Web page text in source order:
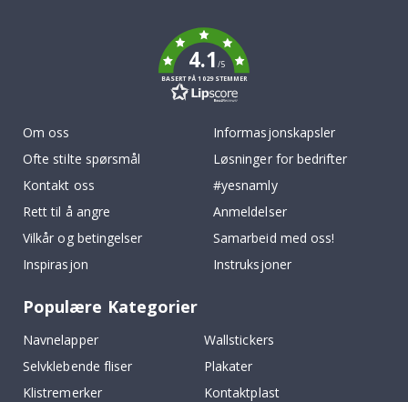
4.1/5
BASERT PÅ 1029 STEMMER
Om oss
Ofte stilte spørsmål
Kontakt oss
Rett til å angre
Vilkår og betingelser
Inspirasjon
Informasjonskapsler
Løsninger for bedrifter
#yesnamly
Anmeldelser
Samarbeid med oss!
Instruksjoner
Populære Kategorier
Navnelapper
Wallstickers
Selvklebende fliser
Plakater
Klistremerker
Kontaktplast